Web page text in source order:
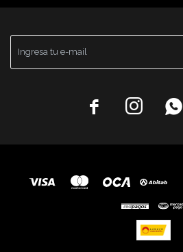
  